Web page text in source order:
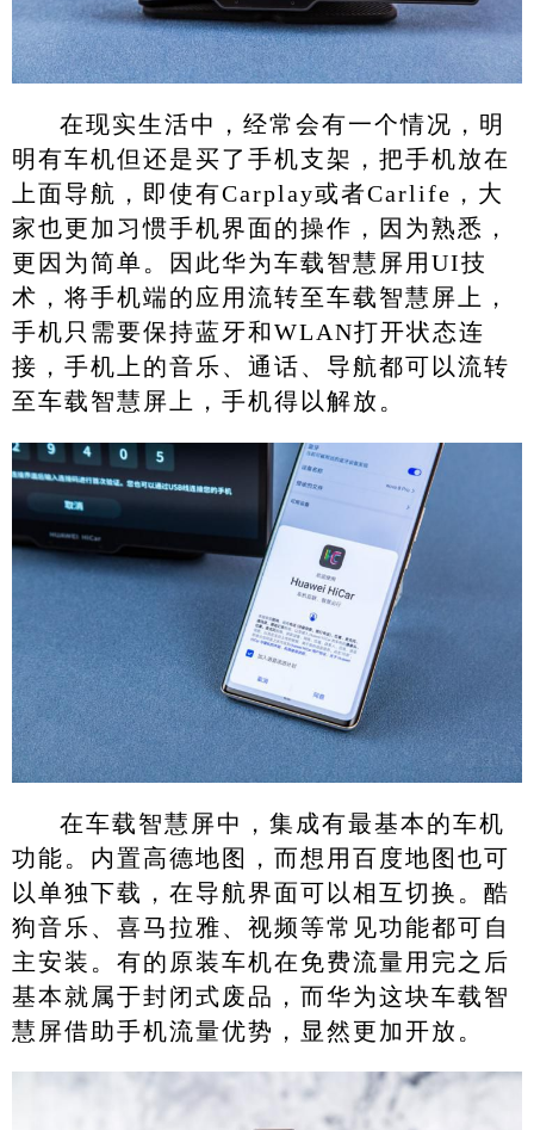
在现实生活中，经常会有一个情况，明
明有车机但还是买了手机支架，把手机放在
上面导航，即使有Carplay或者Carlife，大
家也更加习惯手机界面的操作，因为熟悉，
更因为简单。因此华为车载智慧屏用UI技
术，将手机端的应用流转至车载智慧屏上，
手机只需要保持蓝牙和WLAN打开状态连
接，手机上的音乐、通话、导航都可以流转
至车载智慧屏上，手机得以解放。
在车载智慧屏中，集成有最基本的车机
功能。内置高德地图，而想用百度地图也可
以单独下载，在导航界面可以相互切换。酷
狗音乐、喜马拉雅、视频等常见功能都可自
主安装。有的原装车机在免费流量用完之后
基本就属于封闭式废品，而华为这块车载智
慧屏借助手机流量优势，显然更加开放。